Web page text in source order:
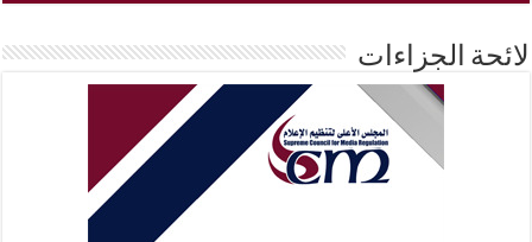
لائحة الجزاءات